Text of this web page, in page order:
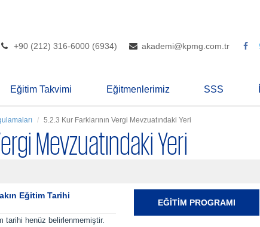
+90 (212) 316-6000 (6934) akademi@kpmg.com.tr
Eğitim Takvimi Eğitmenlerimiz SSS
5.2.3 Kur Farklarının Vergi Mevzuatındaki Yeri
Mevzuatındaki Yeri
Eğitim Tarihi
tarihi henüz belirlenmemiştir.
EĞITIM PROGRAMI